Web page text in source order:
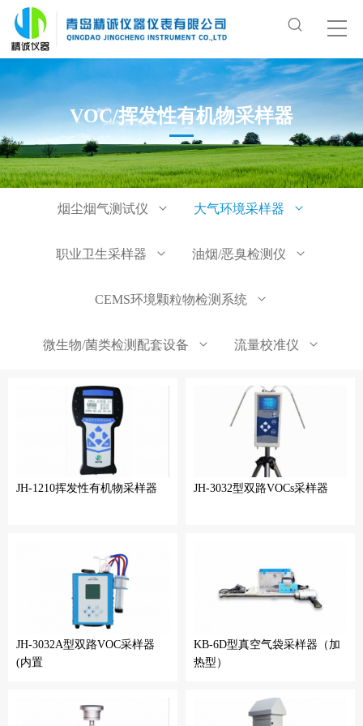
VOC/挥发性有机物采样器
烟尘烟气测试仪 大气环境采样器
职业卫生采样器 油烟/恶臭检测仪
CEMS环境颗粒物检测系统
微生物/菌类检测配套设备 流量校准仪
JH-1210挥发性有机物采样器 JH-3032型双路VOCs采样器
JH-3032A型双路VOC采样器
(内置
KB-6D型真空气袋采样器（加
热型）